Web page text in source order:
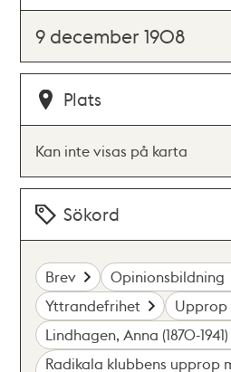
9 december 1908
Plats
Kan inte visas på karta
Sökord
Brev
Opinionsbildning
Yttrandefrihet
Upprop
Lindhagen, Anna (1870-1941)
Radikala klubbens upprop